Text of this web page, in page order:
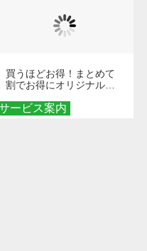
ービス案内
買うほどお得！まとめて
割でお得にオリジナルグ